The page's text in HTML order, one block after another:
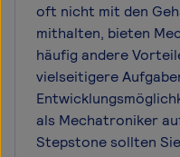
oft nicht mit den
mithalten, bieten
häufig andere
vielseitigere
als Mechatroniker
Stepstone sollten